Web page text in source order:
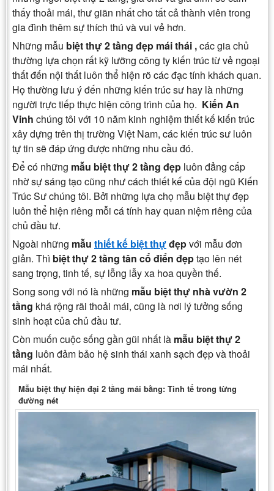
thấy thoải mái, thư giãn nhất cho tất cả thành viên trong
gia đình thêm sự thích thú và vui vẻ hơn.
Những mẫu biệt thự 2 tầng đẹp mái thái ,các gia chủ
thường lựa chọn rất kỹ lưỡng công ty kiến trúc từ vẻ ngoại
thất đến nội thất luôn thể hiện rõ các đạc tính khách quan.
Họ thường lưu ý đến những kiến trúc sư hay là những
người trực tiếp thực hiện công trình của họ. Kiến An
Vinh chúng tôi với 10 năm kinh nghiệm thiết kế kiến trúc
xây dựng trên thị trường Việt Nam, các kiến trúc sư luôn
tự tin sẽ đáp ứng được những nhu cầu đó.
Để có những mẫu biệt thự 2 tầng đẹp luôn đẳng cấp
nhờ sự sáng tạo cũng như cách thiết kế của đội ngũ Kiến
Trúc Sư chúng tôi. Bởi những lựa chọ mẫu biệt thự đẹp
luôn thể hiện riêng mỗi cá tính hay quan niệm riêng của
chủ đầu tư.
Ngoài những mẫu thiết kế biệt thựđẹpvới mẫu đơn
giản. Thì biệt thự 2 tầng tân cổ điển đẹptạo lên nét
sang trọng, tinh tế, sự lỗng lẫy xa hoa quyền thế.
Song song với nó là những mẫu biệt thự nhà vườn 2
tầng khá rộng rãi thoải mái, cũng là nơi lý tưởng sống
sinh hoạt của chủ đầu tư.
Còn muốn cuộc sống gần gũi nhất là mẫu biệt thự 2
tầng luôn đảm bảo hệ sinh thái xanh sạch đẹp và thoải
mái nhất.
Mẫu biệt thự hiện đại 2 tầng mái bằng: Tinh tế trong từng
đường nét